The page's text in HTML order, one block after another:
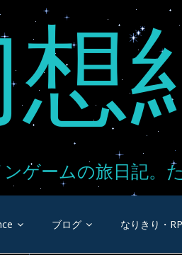
ゲームの旅日記。
ブログ なりきり・RP